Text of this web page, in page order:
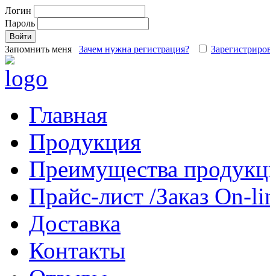
Логин
Пароль
Запомнить меня Зачем нужна регистрация?
Главная
Продукция
Преимущества
Прайс-лист /Заказ On-
Доставка
Контакты